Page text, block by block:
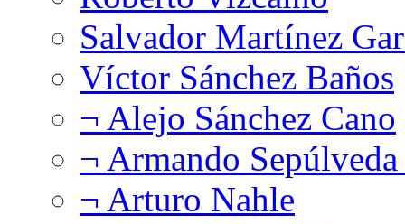
Salvador Martínez
Víctor Sánchez Baños
¬ Alejo Sánchez Cano
¬ Armando
¬ Arturo Nahle